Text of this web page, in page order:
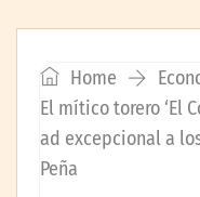
Home
El mítico torero ‘El
ad excepcional a
Peña